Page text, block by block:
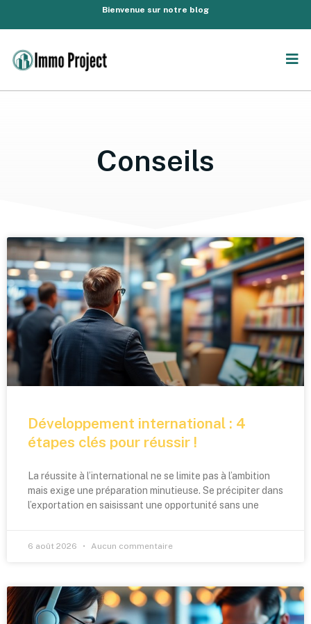
Bienvenue sur notre blog
Conseils
Développement international : 4
étapes clés pour réussir !
La réussite à l’international ne se limite pas à l’ambition
mais exige une préparation minutieuse. Se précipiter dans
l’exportation en saisissant une opportunité sans une
6 août 2026 Aucun commentaire